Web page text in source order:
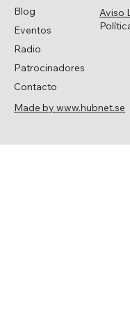
Aviso
Blog
Eventos
Radio
Patrocinadores
Contacto
Made by www.hubnet.se